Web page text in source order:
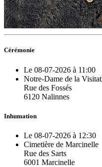
Cérémonie
Le 08-07-2026 à 11:00
Notre-Dame de la
Rue des Fossés
6120 Nalinnes
Inhumation
Le 08-07-2026 à 12:30
Cimetière de Marcinelle
Rue des Sarts
6001 Marcinelle